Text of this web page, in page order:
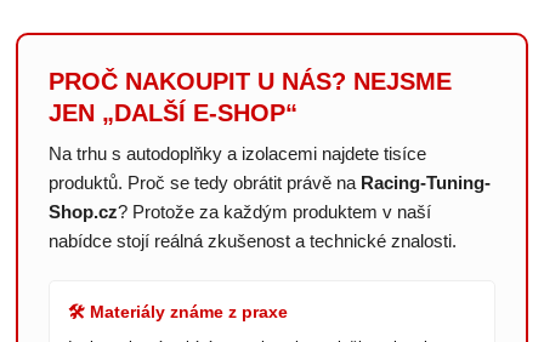
PROČ NAKOUPIT U NÁS? NEJSME
JEN „DALŠÍ E-SHOP“
Na trhu s autodoplňky a izolacemi najdete tisíce
produktů. Proč se tedy obrátit právě na Racing-Tuning-
Shop.cz? Protože za každým produktem v naší
nabídce stojí reálná zkušenost a technické znalosti.
🛠️ Materiály známe z praxe